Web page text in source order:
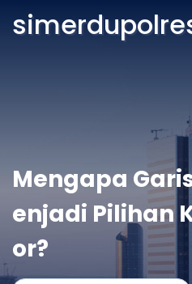
Mengapa
enjadi Pilihan
or?